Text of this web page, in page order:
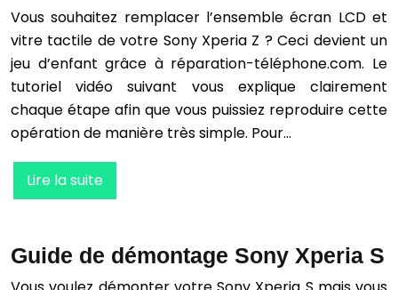
Vous souhaitez remplacer l’ensemble écran LCD et
vitre tactile de votre Sony Xperia Z ? Ceci devient un
jeu d’enfant grâce à réparation-téléphone.com. Le
tutoriel vidéo suivant vous explique clairement
chaque étape afin que vous puissiez reproduire cette
opération de manière très simple. Pour…
Lire la suite
Guide de démontage Sony Xperia S